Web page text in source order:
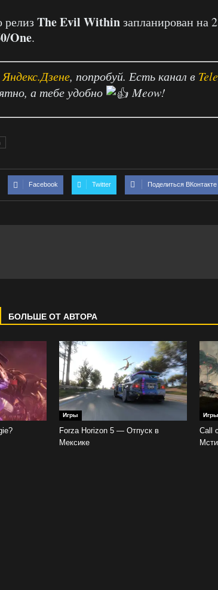
The Evil Withinзапланирован на
One.
Яндекс.Дзене, попробуй. Есть канал в
а тебе удобно
Meow!
Facebook Twitter Поделиться ВКонтакте
БОЛЬШЕ ОТ АВТОРА
Игры
Forza Horizon 5 — Отпуск в
Мексике
Игры
Call